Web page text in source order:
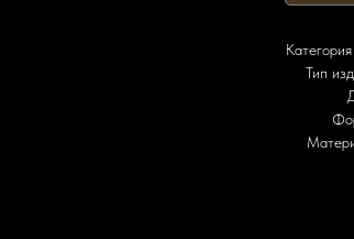
Тип